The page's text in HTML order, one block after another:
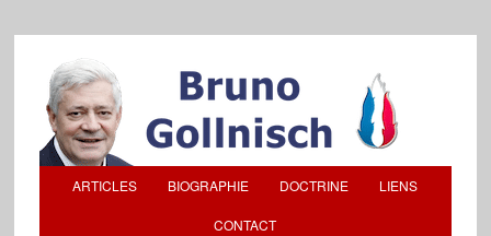
ARTICLES BIOGRAPHIE DOCTRINE LIENS
CONTACT